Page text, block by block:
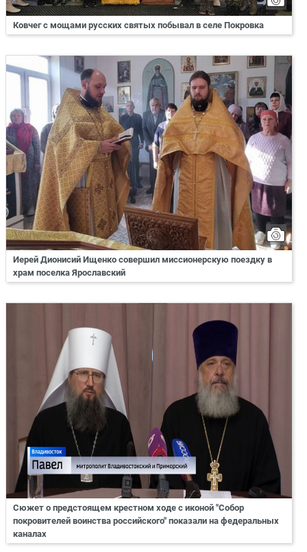
Ковчег с мощами русских святых побывал в селе Покровка
Иерей Дионисий Ищенко совершил миссионерскую поездку в
храм поселка Ярославский
Сюжет о предстоящем крестном ходе с иконой "Собор
покровителей воинства российского" показали на федеральных
каналах